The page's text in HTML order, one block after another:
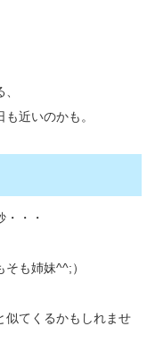
近いのかも。
・・
も姉妹^^;）
似てくるかもしれませ